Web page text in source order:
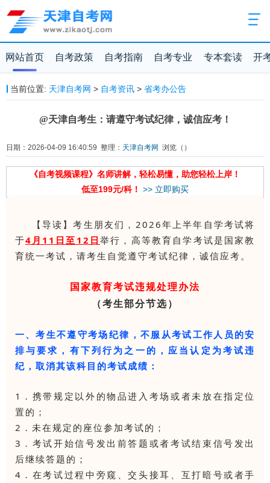
网站首页 自考政策 自考指南 自考专业 专本套读 开
当前位置: 天津自考网 > 自考资讯> 省考办公告
@天津自考生：请遵守考试纪律，诚信应考！
日期：2026-04-09 16:40:59 整理： 天津自考网 浏览（ ）
《自考视频课程》名师讲解，轻松易懂，助您轻松上岸！
低至199元/科！ >> 立即购买
【导读】考生朋友们，2026年上半年自学考试将
于4月11日至12日 举行，高等教育自学考试是国家教
育统一考试，请考生自觉遵守考试纪律，诚信应考。
国家教育考试违规处理办法
（考生部分节选）
一、考生不遵守考场纪律，不服从考试工作人员的安
排与要求，有下列行为之一的，应当认定为考试违
纪，取消其该科目的考试成绩：
1．携带规定以外的物品进入考场或者未放在指定位
置的；
2．未在规定的座位参加考试的；
3．考试开始信号发出前答题或者考试结束信号发出
后继续答题的；
4．在考试过程中旁窥、交头接耳、互打暗号或者手